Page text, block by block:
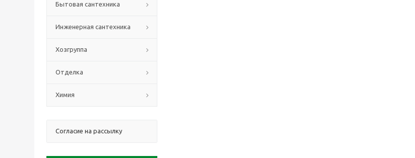
Бытовая сантехника
Инженерная сантехника
Хозгруппа
Отделка
Химия
Согласие на рассылку